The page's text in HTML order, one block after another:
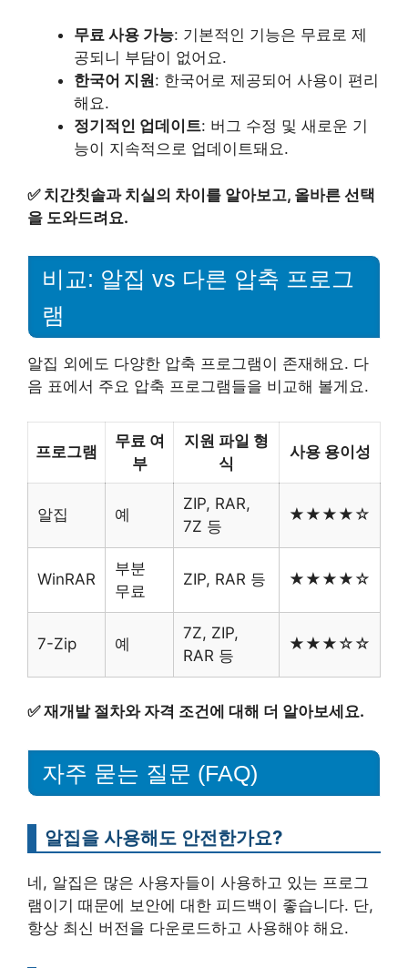
무료 사용 가능: 기본적인 기능은 무료로 제
공되니 부담이 없어요.
한국어 지원: 한국어로 제공되어 사용이 편리
해요.
정기적인 업데이트: 버그 수정 및 새로운 기
능이 지속적으로 업데이트돼요.
✅ 치간칫솔과 치실의 차이를 알아보고, 올바른 선택
을 도와드려요.
비교: 알집 vs 다른 압축 프로그
램
알집 외에도 다양한 압축 프로그램이 존재해요. 다
음 표에서 주요 압축 프로그램들을 비교해 볼게요.
프로그램
무료 여
부
지원 파일 형
식
사용 용이성
알집 예
ZIP, RAR,
7Z 등
★★★★☆
WinRAR
부분
무료
ZIP, RAR 등 ★★★★☆
7-Zip 예
7Z, ZIP,
RAR 등
★★★☆☆
✅재개발 절차와 자격 조건에 대해 더 알아보세요.
자주 묻는 질문 (FAQ)
알집을 사용해도 안전한가요?
네, 알집은 많은 사용자들이 사용하고 있는 프로그
램이기 때문에 보안에 대한 피드백이 좋습니다. 단,
항상 최신 버전을 다운로드하고 사용해야 해요.